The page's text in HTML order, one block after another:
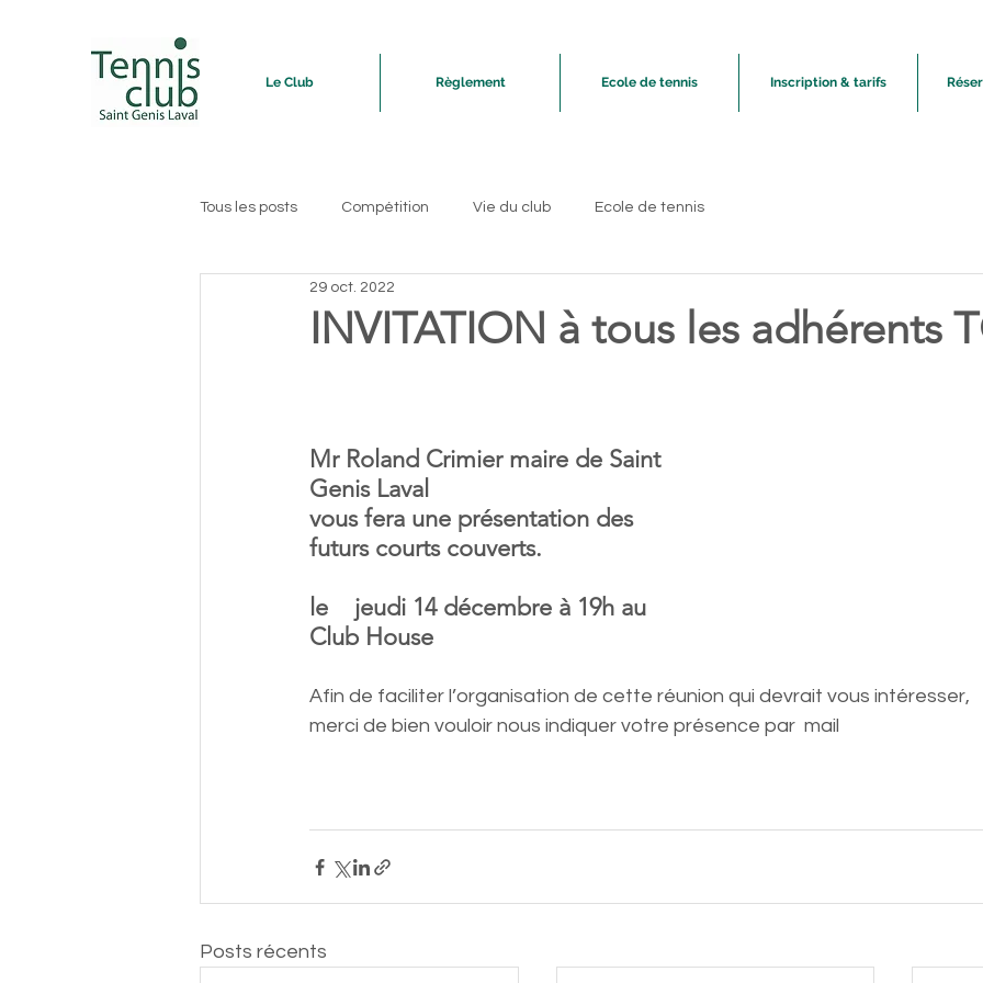
Le Club Règlement Ecole de tennis Inscription & tarifs
Tous les posts Compétition Vie du club Ecole de tennis
INVITATION à tous les adhérents
29 oct. 2022
Mr Roland Crimier maire de Saint
Genis Laval
vous fera une présentation des
futurs courts couverts.
le    jeudi 14 décembre à 19h au
Club House
Afin de faciliter l’organisation de cette réunion qui devrait vous intéresser,
merci de bien vouloir nous indiquer votre présence par  mail
Posts récents